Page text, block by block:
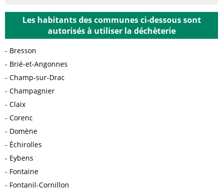
Les habitants des communes ci-dessous sont
autorisés à utiliser la déchèterie
Bresson
Brié-et-Angonnes
Champ-sur-Drac
Champagnier
Claix
Corenc
Domène
Échirolles
Eybens
Fontaine
Fontanil-Cornillon